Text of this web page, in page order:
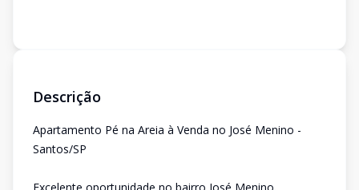
Descrição
Apartamento Pé na Areia à Venda no José Menino -
Santos/SP